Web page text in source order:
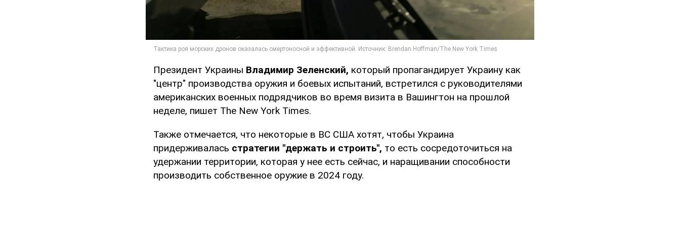
Президент Украины Владимир Зеленский, который пропагандирует Украину как
"центр" производства оружия и боевых испытаний, встретился с руководителями
американских военных подрядчиков во время визита в Вашингтон на прошлой
неделе, пишет The New York Times.
Также отмечается, что некоторые в ВС США хотят, чтобы Украина
придерживалась стратегии "держать и строить", то есть сосредоточиться на
удержании территории, которая у нее есть сейчас, и наращивании способности
производить собственное оружие в 2024 году.